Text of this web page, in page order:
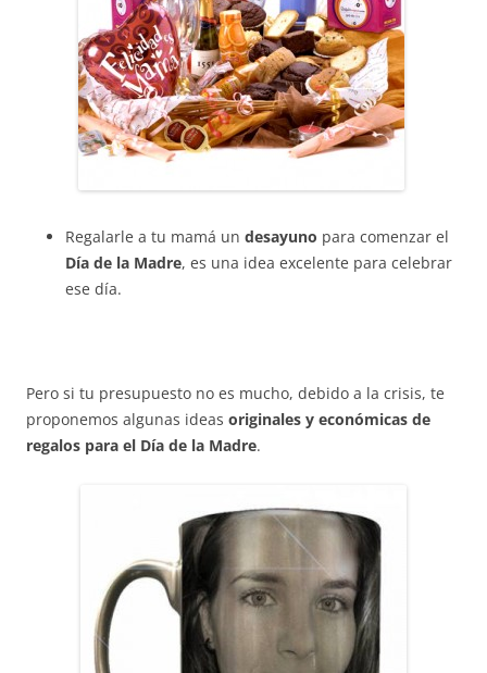
Regalarle a tu mamá un desayuno para comenzar el
Día de la Madre, es una idea excelente para celebrar
ese día.
Pero si tu presupuesto no es mucho, debido a la crisis, te
proponemos algunas ideas originales y económicas de
regalos para el Día de la Madre.